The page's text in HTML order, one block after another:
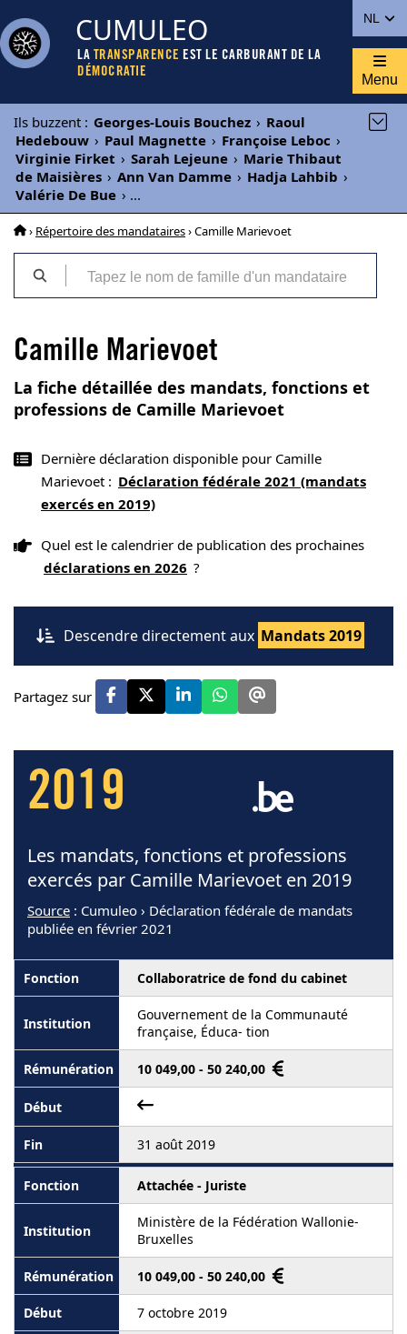
NL
CUMULEO
LA TRANSPARENCE EST LE CARBURANT DE LA
DÉMOCRATIE
Menu
Ils buzzent : Georges-Louis Bouchez › Raoul
Hedebouw › Paul Magnette › Françoise Leboc ›
Virginie Firket › Sarah Lejeune › Marie Thibaut
de Maisières › Ann Van Damme › Hadja Lahbib ›
Valérie De Bue › ...
› Répertoire des mandataires› Camille Marievoet
Camille Marievoet
La fiche détaillée des mandats, fonctions et
professions de Camille Marievoet
Dernière déclaration disponible pour Camille
Marievoet : Déclaration fédérale 2021 (mandats
exercés en 2019)
Quel est le calendrier de publication des prochaines
déclarations en 2026 ?
Descendre directement aux Mandats 2019
Partagez sur
2019
Les mandats, fonctions et professions
exercés par Camille Marievoet en 2019
Source : Cumuleo › Déclaration fédérale de mandats
publiée en février 2021
Collaboratrice de fond du cabinet
Gouvernement de la Communauté
française, Éduca- tion
10 049,00 - 50 240,00
31 août 2019
Attachée - Juriste
Ministère de la Fédération Wallonie-
Bruxelles
10 049,00 - 50 240,00
7 octobre 2019